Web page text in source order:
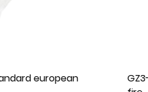
de alimentare standard